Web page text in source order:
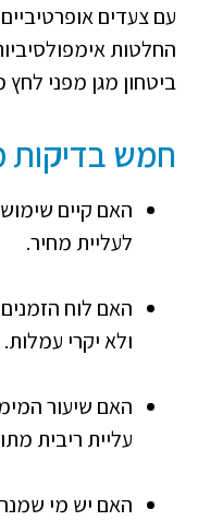
עם צעדים
החלטות
ביטחון מגן מפני לחץ
חמש בדיקות
האם קיים שימוש
לעליית מחיר.
האם לוח
ולא יקרי עמלות.
האם שיעור
עליית ריבית
האם יש מי